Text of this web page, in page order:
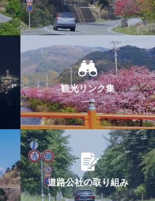
観光リンク集
道路公社の取り組み